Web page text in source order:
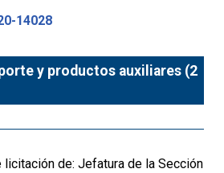
14028
y productos auxiliares (2
licitación de: Jefatura de la Sección